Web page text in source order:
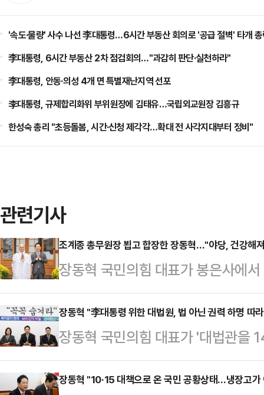
'속도·물량' 사수 나선 李대통령…6시간 부동산 회의로 '공급 절벽' 타개
李대통령, 6시간 부동산 2차 점검회의…"과감히 판단·실천하라"
李대통령, 안동·의성 4개 면 특별재난지역 선포
李대통령, 규제합리화위 부위원장에 김태유…국립외교원장 김흥규
한성숙 총리 "초등돌봄, 시간·신청 제각각…확대 전 사각지대부터 정비"
관련기사
조계종 총무원장 뵙고 합장한 장동혁…"야당, 건강해
장동혁 국민의힘 대표가 봉은사에
정치 전반에 대한 조언을 들었다.장
는 봉은사에서 진우스님을 찾아 합
적으로 보면 여당과 야당이 서로 건
서 해야 시너지 효과가 난다"며 "우
길러서 진정한 힘을 가져야 한다"
장동혁 "李대통령 위한 대법원, 법 아닌 권력 하명 따
장동혁 국민의힘 대표가 '대법관을
주당의 이른바 사법개혁안 발표를
의한 대법원은 법과 원칙 아니라 권
장동혁 "10·15 대책으로 온 국민 공황상태…냉장고가